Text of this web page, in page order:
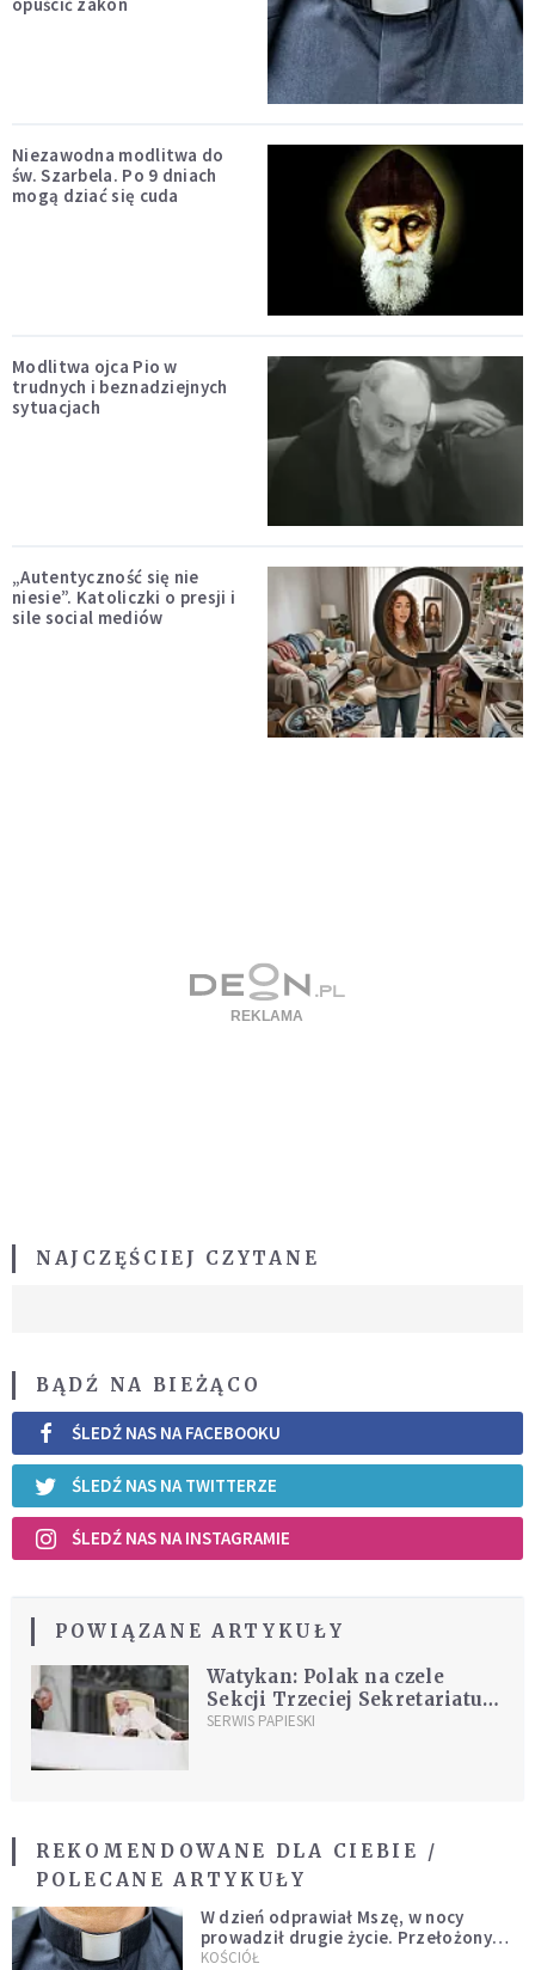
opuścić zakon
Niezawodna modlitwa do
św. Szarbela. Po 9 dniach
mogą dziać się cuda
Modlitwa ojca Pio w
trudnych i beznadziejnych
sytuacjach
„Autentyczność się nie
niesie”. Katoliczki o presji i
sile social mediów
NAJCZĘŚCIEJ CZYTANE
BĄDŹ NA BIEŻĄCO
ŚLEDŹ NAS NA FACEBOOKU
ŚLEDŹ NAS NA TWITTERZE
ŚLEDŹ NAS NA INSTAGRAMIE
POWIĄZANE ARTYKUŁY
Watykan: Polak na czele
Sekcji Trzeciej Sekretariatu
Stanu
SERWIS PAPIESKI
REKOMENDOWANE DLA CIEBIE /
POLECANE ARTYKUŁY
W dzień odprawiał Mszę, w nocy
prowadził drugie życie. Przełożony
kazał mu opuścić zakon
KOŚCIÓŁ